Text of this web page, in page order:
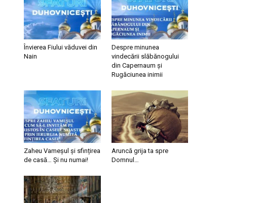
Învierea Fiului văduvei din
Nain
Despre minunea
vindecării slăbănogului
din Capernaum și
Rugăciunea inimii
Zaheu Vameșul și sfințirea
de casă… Și nu numai!
Aruncă grija ta spre
Domnul…